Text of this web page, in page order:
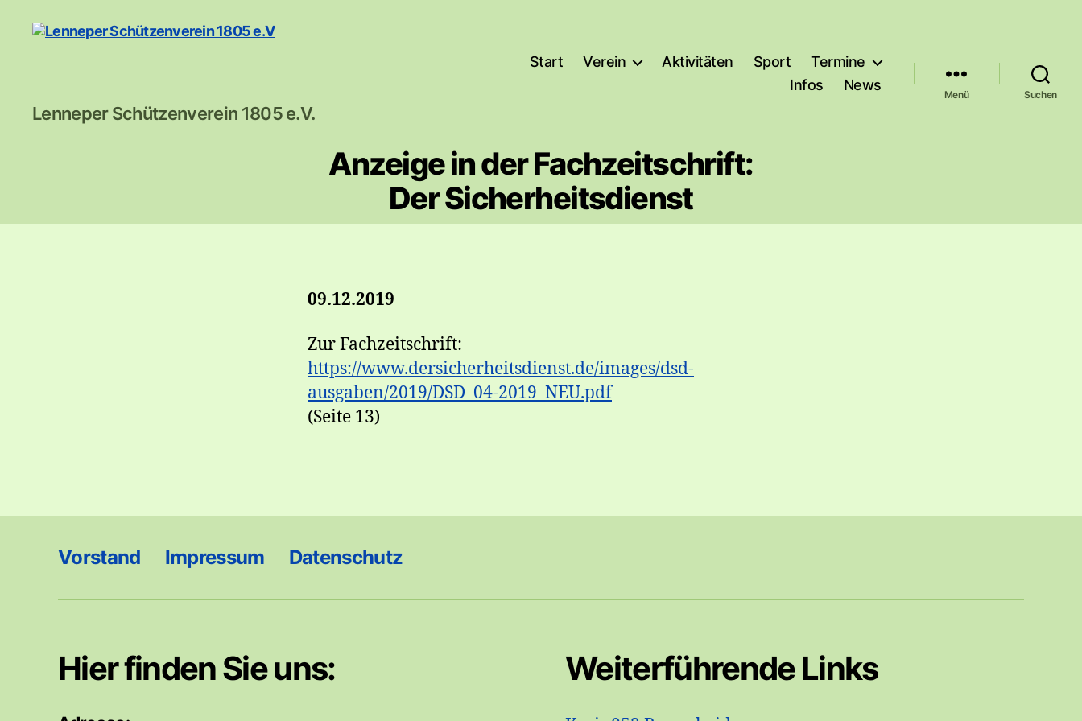
Schützenverein
Lenneper Schützenverein 1805 e.V.
Start Verein Aktivitäten Sport
Termine
Infos
News
Menü Suchen
Anzeige in der Fachzeitschrift:
Der Sicherheitsdienst
09.12.2019
Zur Fachzeitschrift:
https://www.dersicherheitsdienst.de/images/dsd-
ausgaben/2019/DSD_04-2019_NEU.pdf
(Seite 13)
Vorstand Impressum Datenschutz
Hier finden Sie uns: Weiterführende Links